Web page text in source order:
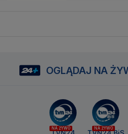
OGLĄDAJ NA
NA ŻYWO NA ŻYWO